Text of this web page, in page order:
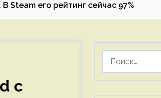
его рейтинг сейчас 97%
с